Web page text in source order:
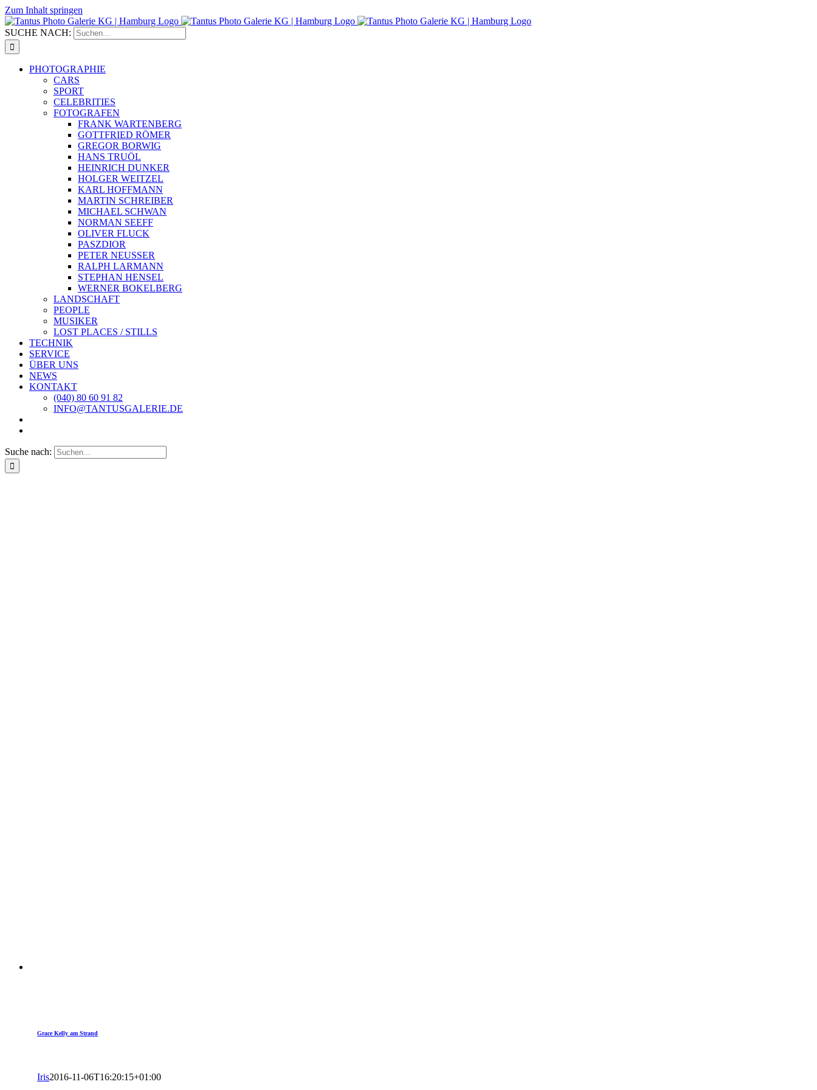
Zum Inhalt springen
SUCHE NACH:
PHOTOGRAPHIE
CARS
SPORT
CELEBRITIES
FOTOGRAFEN
FRANK WARTENBERG
GOTTFRIED RÖMER
GREGOR BORWIG
HANS TRUÖL
HEINRICH DUNKER
HOLGER WEITZEL
KARL HOFFMANN
MARTIN SCHREIBER
MICHAEL SCHWAN
NORMAN SEEFF
OLIVER FLUCK
PASZDIOR
PETER NEUSSER
RALPH LARMANN
STEPHAN HENSEL
WERNER BOKELBERG
LANDSCHAFT
PEOPLE
MUSIKER
LOST PLACES / STILLS
TECHNIK
SERVICE
ÜBER UNS
NEWS
KONTAKT
(040) 80 60 91 82
INFO@TANTUSGALERIE.DE
Suche nach:
Grace Kelly am Strand
Iris2016-11-06T16:20:15+01:00